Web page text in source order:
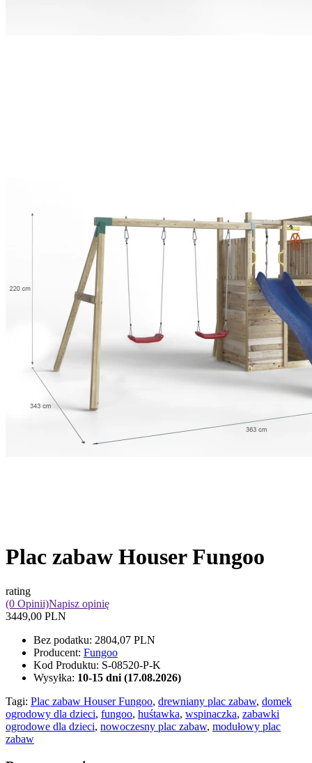
Plac zabaw Houser Fungoo
rating
(0 Opinii)Napisz opinię
3449,00 PLN
Bez podatku: 2804,07 PLN
Producent: Fungoo
Kod Produktu: S-08520-P-K
Wysyłka: 10-15 dni (17.08.2026)
Tagi: Plac zabaw Houser Fungoo, drewniany plac zabaw, domek
ogrodowy dla dzieci, fungoo, huśtawka, wspinaczka, zabawki
ogrodowe dla dzieci, nowoczesny plac zabaw, modułowy plac
zabaw